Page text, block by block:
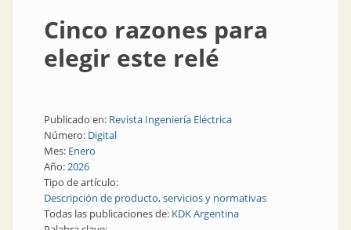
Cinco razones para
elegir este relé
Publicado en: Revista Ingeniería Eléctrica
Número: Digital
Mes: Enero
Año:2026
Tipo de artículo:
Descripción de producto, servicios y normativas
Todas las publicaciones de: KDK Argentina